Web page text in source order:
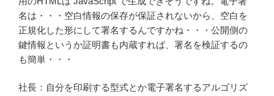
名は・・・空白情報の保存が保証されないから、空白を
正規化した形にして署名するんですかね・・・公開側の
鍵情報というか証明書も内蔵すれば、署名を検証するの
も簡単・・・
社長：自分を印刷する型式とか電子署名するアルゴリズ